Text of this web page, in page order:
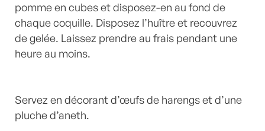
pomme en cubes et disposez-en au fond de
chaque coquille. Disposez l’huître et recouvrez
de gelée. Laissez prendre au frais pendant une
heure au moins.
Servez en décorant d’œufs de harengs et d’une
pluche d’aneth.